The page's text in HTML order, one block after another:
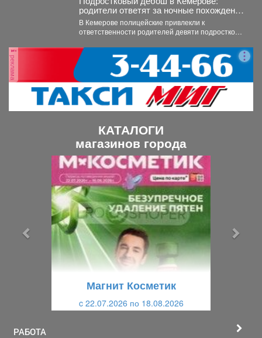
родители ответят за ночные похождения
детей
В Кемерове полицейские привлекли к
ответственности родителей девяти подростков.
реклама
КАТАЛОГИ
магазинов города
Магнит Косметик
c 22.07.2026 по 18.08.2026
РАБОТА